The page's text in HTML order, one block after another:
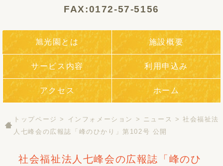
FAX:0172-57-5156
旭光園とは 施設概要
サービス内容 利用申込み
アクセス ホーム
トップページ > インフォメーション > ニュース >社会福祉法
人七峰会の広報誌「峰のひかり」第102号 公開
社会福祉法人七峰会の広報誌「峰のひ